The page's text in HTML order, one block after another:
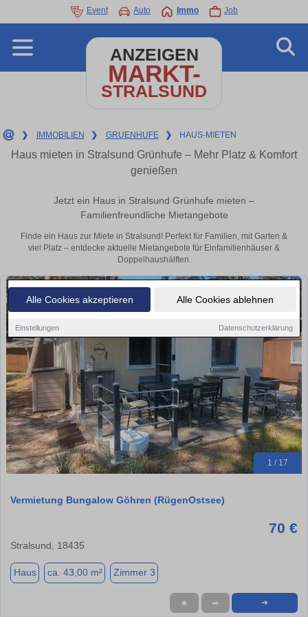
Alle Cookies akzeptieren Alle Cookies ablehnen
Einstellungen Datenschutzerklärung
Event Auto Immo Job
ANZEIGEN
MARKT-
STRALSUND
❯ IMMOBILIEN ❯ GRUENHUFE ❯ HAUS-MIETEN
Haus mieten in Stralsund Grünhufe – Mehr Platz & Komfort
genießen
Jetzt ein Haus in Stralsund Grünhufe mieten –
Familienfreundliche Mietangebote
Finde ein Haus zur Miete in Stralsund! Perfekt für Familien, mit Garten &
viel Platz – entdecke aktuelle Mietangebote für Einfamilienhäuser &
Doppelhaushälften.
1 / 17
Vermietung Bungalow Göhren (RügenOstsee)
70 €
Stralsund, 18435
Haus ca. 43,00 m² Zimmer 3
★ ➦ ➜